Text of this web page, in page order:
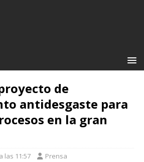
de
antidesgaste para
en la gran
las 11:57 Prensa